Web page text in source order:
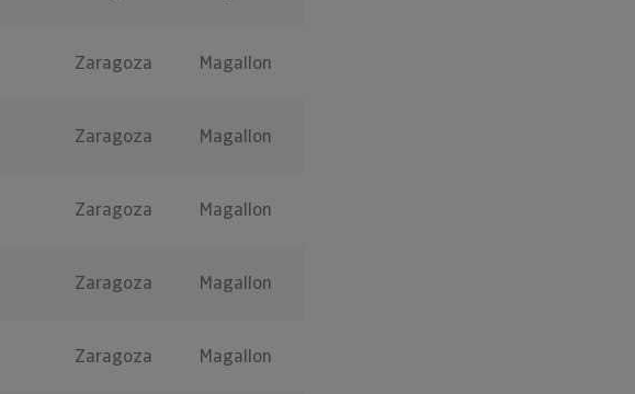
Zaragoza Magallon
Zaragoza Magallon
Zaragoza Magallon
Zaragoza Magallon
Zaragoza Magallon